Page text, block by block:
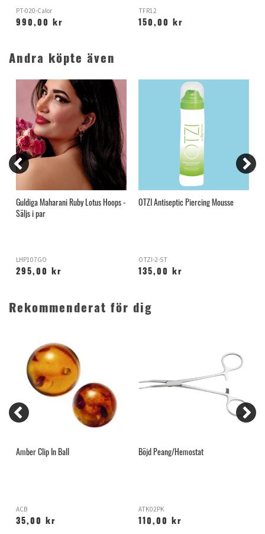
PT-020-Calor
990,00 kr
TFR12
150,00 kr
Andra köpte även
Guldiga Maharani Ruby Lotus Hoops -
Säljs i par
LHP107GO
295,00 kr
OTZI Antiseptic Piercing Mousse
OTZI-2-ST
135,00 kr
Rekommenderat för dig
Amber Clip In Ball
ACB
35,00 kr
Böjd Peang/Hemostat
ATK02PK
110,00 kr